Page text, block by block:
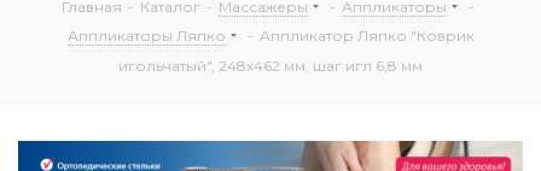
Главная - Каталог - Массажеры - Аппликаторы
-
Аппликаторы Ляпко
- Аппликатор Ляпко "Коврик
игольчатый", 248х462 мм, шаг игл 6,8 мм